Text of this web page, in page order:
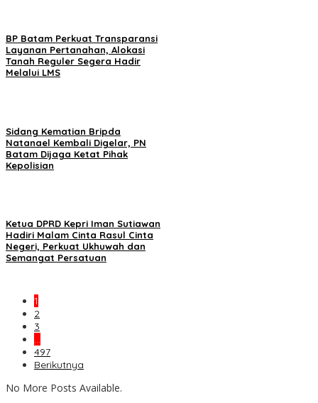
BP Batam Perkuat Transparansi
Layanan Pertanahan, Alokasi
Tanah Reguler Segera Hadir
Melalui LMS
Sidang Kematian Bripda
Natanael Kembali Digelar, PN
Batam Dijaga Ketat Pihak
Kepolisian
Ketua DPRD Kepri Iman Sutiawan
Hadiri Malam Cinta Rasul Cinta
Negeri, Perkuat Ukhuwah dan
Semangat Persatuan
1
2
3
…
497
Berikutnya
No More Posts Available.